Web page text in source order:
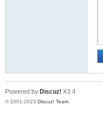
Powered by Discuz! X3.4
© 2001-2023 Discuz! Team